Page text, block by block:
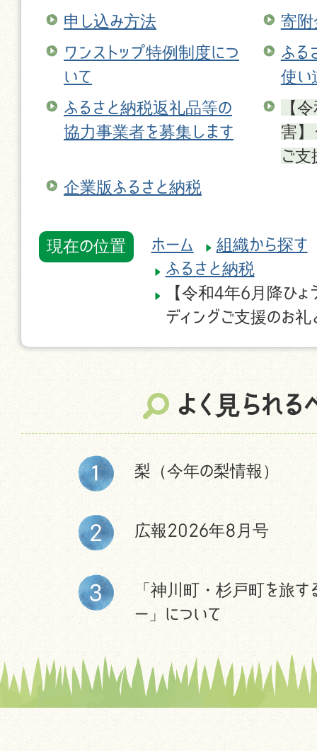
申し込み方法
寄附
ワンストップ特例制度につ
いて
ふる
使い
ふるさと納税返礼品等の
協力事業者を募集します
【
害】
ご支
企業版ふるさと納税
現在の位置 ホーム
組織から探す
ふるさと納税
【令和4年6月降ひょ
ディングご支援のお
よく見られる
梨（今年の梨情報）
広報2026年8月号
「神川町・杉戸町を旅す
ー」について